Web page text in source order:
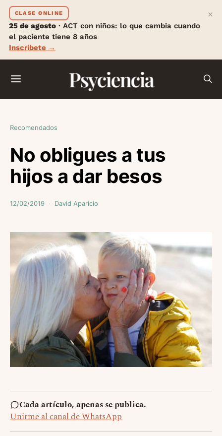
CLASE ONLINE
25 de agosto · ACT con niños: lo que cambia cuando
el paciente tiene 8 años
Inscríbete →
×
Psyciencia
Recomendados
No obligues a tus
hijos a dar besos
12/02/2019 David Aparicio
Cada artículo, apenas se publica.
Unirme al canal de WhatsApp